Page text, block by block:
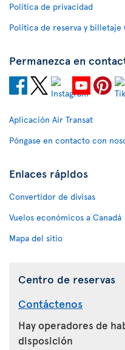
Política de privacidad
Política de reserva y billetaje
Permanezca en
Aplicación Air Transat
Póngase en contacto con
Enlaces rápidos
Convertidor de divisas
Vuelos económicos a Canadá
Mapa del sitio
Centro de reservas
Contáctenos
Hay operadores de
disposición